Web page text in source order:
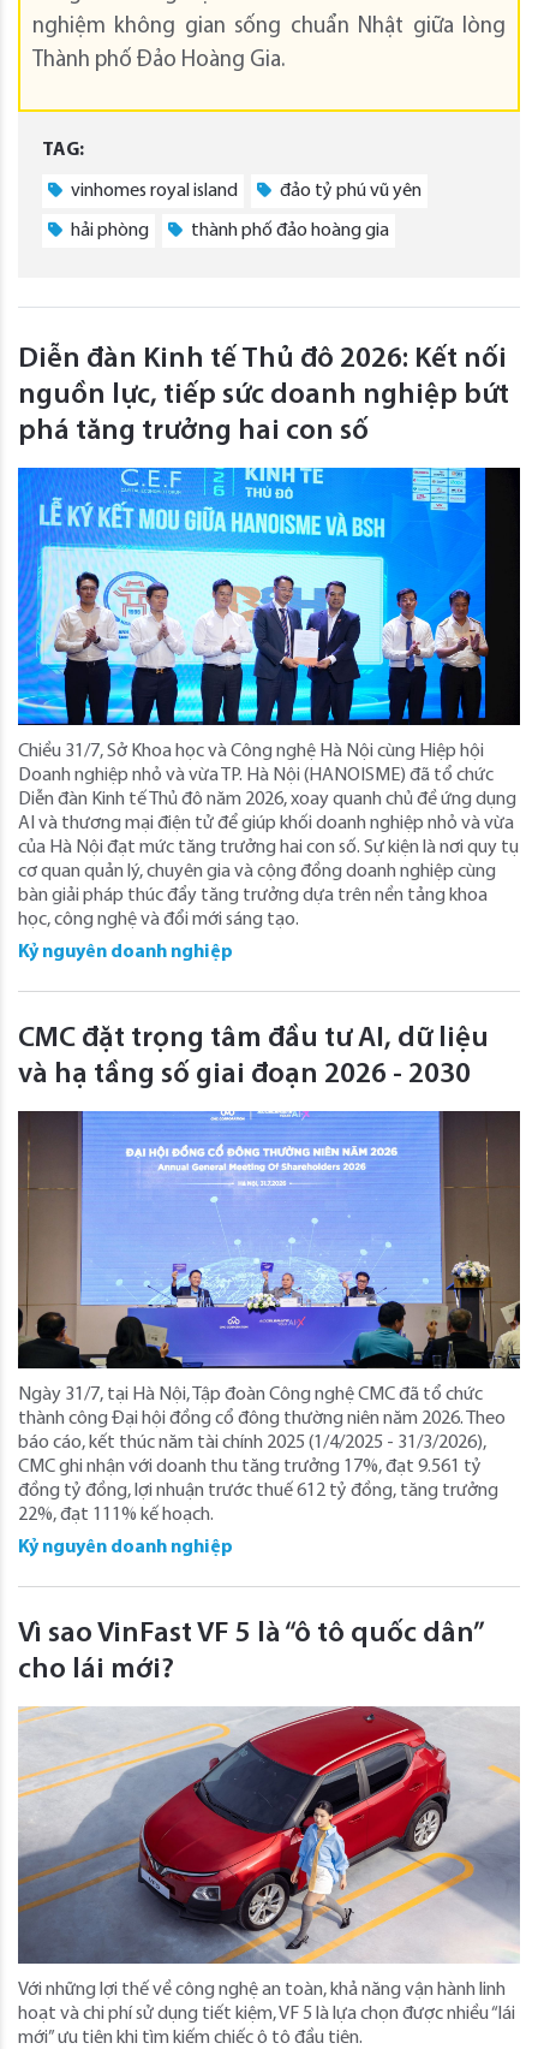
nghiệm không gian sống chuẩn Nhật giữa lòng
Thành phố Đảo Hoàng Gia.
TAG:
vinhomes royal island đảo tỷ phú vũ yên
hải phòng thành phố đảo hoàng gia
Diễn đàn Kinh tế Thủ đô 2026: Kết nối
nguồn lực, tiếp sức doanh nghiệp bứt
phá tăng trưởng hai con số
Chiều 31/7, Sở Khoa học và Công nghệ Hà Nội cùng Hiệp hội
Doanh nghiệp nhỏ và vừa TP. Hà Nội (HANOISME) đã tổ chức
Diễn đàn Kinh tế Thủ đô năm 2026, xoay quanh chủ đề ứng dụng
AI và thương mại điện tử để giúp khối doanh nghiệp nhỏ và vừa
của Hà Nội đạt mức tăng trưởng hai con số. Sự kiện là nơi quy tụ
cơ quan quản lý, chuyên gia và cộng đồng doanh nghiệp cùng
bàn giải pháp thúc đẩy tăng trưởng dựa trên nền tảng khoa
học, công nghệ và đổi mới sáng tạo.
Kỷ nguyên doanh nghiệp
CMC đặt trọng tâm đầu tư AI, dữ liệu
và hạ tầng số giai đoạn 2026 - 2030
Ngày 31/7, tại Hà Nội, Tập đoàn Công nghệ CMC đã tổ chức
thành công Đại hội đồng cổ đông thường niên năm 2026. Theo
báo cáo, kết thúc năm tài chính 2025 (1/4/2025 - 31/3/2026),
CMC ghi nhận với doanh thu tăng trưởng 17%, đạt 9.561 tỷ
đồng tỷ đồng, lợi nhuận trước thuế 612 tỷ đồng, tăng trưởng
22%, đạt 111% kế hoạch.
Kỷ nguyên doanh nghiệp
Vì sao VinFast VF 5 là “ô tô quốc dân”
cho lái mới?
Với những lợi thế về công nghệ an toàn, khả năng vận hành linh
hoạt và chi phí sử dụng tiết kiệm, VF 5 là lựa chọn được nhiều “lái
mới” ưu tiên khi tìm kiếm chiếc ô tô đầu tiên.